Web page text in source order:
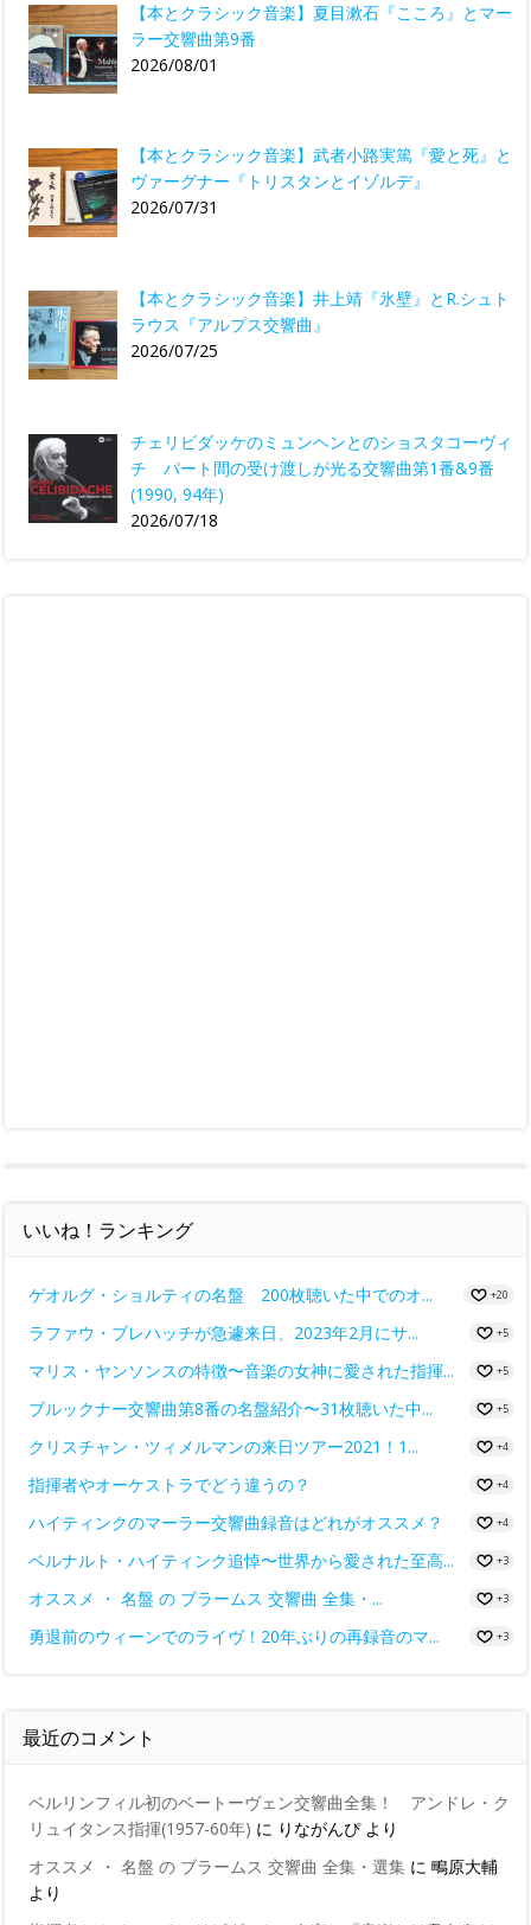
【本とクラシック音楽】夏目漱石『こころ』とマー
ラー交響曲第9番
2026/08/01
【本とクラシック音楽】武者小路実篤『愛と死』と
ヴァーグナー『トリスタンとイゾルデ』
2026/07/31
【本とクラシック音楽】井上靖『氷壁』とR.シュト
ラウス『アルプス交響曲』
2026/07/25
チェリビダッケのミュンヘンとのショスタコーヴィ
チ パート間の受け渡しが光る交響曲第1番&9番
(1990, 94年)
2026/07/18
いいね！ランキング
ゲオルグ・ショルティの名盤 200枚聴いた中でのオ... +20
ラファウ・ブレハッチが急遽来日、2023年2月にサ... +5
マリス・ヤンソンスの特徴〜音楽の女神に愛された指揮... +5
ブルックナー交響曲第8番の名盤紹介〜31枚聴いた中... +5
クリスチャン・ツィメルマンの来日ツアー2021！1... +4
指揮者やオーケストラでどう違うの？ +4
ハイティンクのマーラー交響曲録音はどれがオススメ？ +4
ベルナルト・ハイティンク追悼〜世界から愛された至高... +3
オススメ ・ 名盤 の ブラームス 交響曲 全集・... +3
勇退前のウィーンでのライヴ！20年ぶりの再録音のマ... +3
最近のコメント
ベルリンフィル初のベートーヴェン交響曲全集！ アンドレ・ク
リュイタンス指揮(1957-60年) に りながんぴより
オススメ ・ 名盤 の ブラームス 交響曲 全集・選集 に 鴫原大輔
より